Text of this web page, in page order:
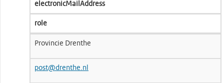
electronicMailAddress
role
Provincie Drenthe
post@drenthe.nl